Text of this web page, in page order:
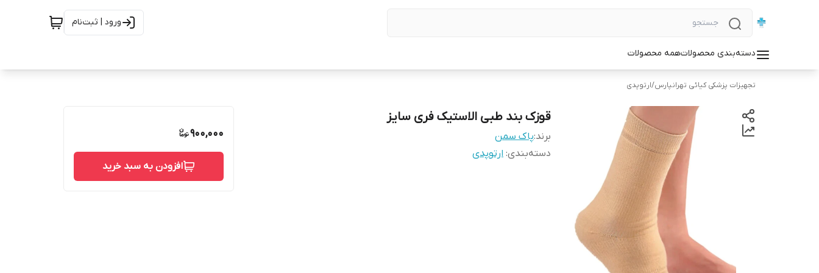
ورود | ثبت‌نام
دسته‌بندی محصولاتهمه محصولات
تجهیزات پزشکی کیائی تهرانپارس/ارتوپدی
قوزک بند طبی الاستیک فری سایز
برند:پاک سمن
دسته‌بندی: ارتوپدی
900,000
افزودن به سبد خرید